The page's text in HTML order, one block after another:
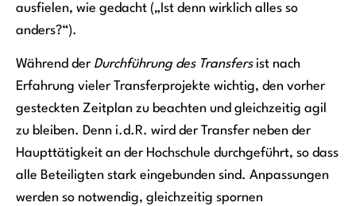
ausfielen, wie gedacht („Ist denn wirklich alles so
anders?“).
Während der Durchführung des Transfersist nach
Erfahrung vieler Transferprojekte wichtig, den vorher
gesteckten Zeitplan zu beachten und gleichzeitig agil
zu bleiben. Denn i.d.R. wird der Transfer neben der
Haupttätigkeit an der Hochschule durchgeführt, so dass
alle Beteiligten stark eingebunden sind. Anpassungen
werden so notwendig, gleichzeitig spornen